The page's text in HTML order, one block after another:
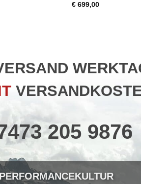
€699,00
205 9876